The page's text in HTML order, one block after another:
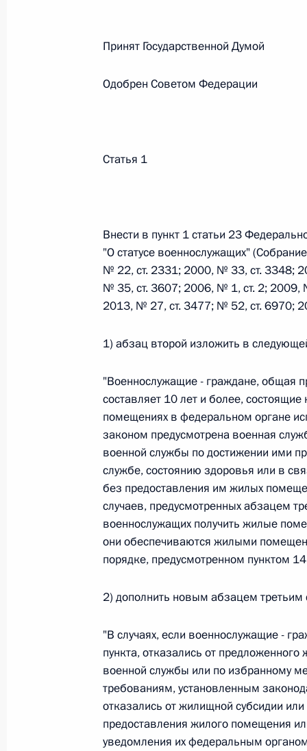
Федеральный закон от
кодекса Российской Федерации
Федеральный закон от
Федеральный закон от
О внесении изменений в Федеральный
Федеральный закон от
О внесении изменения в статью 2
и добровольчестве (волонтерстве)»
26 июля 2026 года
Федеральный закон от
О внесении изменений в Уголовный
процессуального кодекса Российской
Федеральный закон от
О внесении изменений в статью 13–2
и признании утратившим силу пункта 1
изменений в Федеральный закон „Об
26 июля 2026 года
Принят Государственной
Одобрен Советом
Статья 1
Внести в пункт 1 статьи 23
"О статусе военнослужащих"
№ 22, ст. 2331; 2000, № 33, ст. 3348;
№ 35, ст. 3607; 2006, № 1, ст. 2;
2013, № 27, ст. 3477; № 52, ст. 6970;
1) абзац второй изложить в
"Военнослужащие - граждане, общая
составляет 10 лет и более,
помещениях в федеральном органе
законом предусмотрена военная
военной службы по достижении ими
службе, состоянию здоровья или в
без предоставления им жилых
случаев, предусмотренных абзацем
военнослужащих получить жилые
они обеспечиваются жилыми
порядке, предусмотренном пунктом
2) дополнить новым абзацем
"В случаях, если военнослужащие -
пункта, отказались от
военной службы или по избранному
требованиям, установленным
отказались от жилищной субсидии
предоставления жилого помещения
уведомления их федеральным